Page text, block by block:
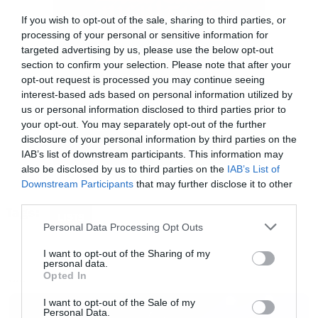
If you wish to opt-out of the sale, sharing to third parties, or
processing of your personal or sensitive information for
targeted advertising by us, please use the below opt-out
section to confirm your selection. Please note that after your
opt-out request is processed you may continue seeing
interest-based ads based on personal information utilized by
us or personal information disclosed to third parties prior to
your opt-out. You may separately opt-out of the further
disclosure of your personal information by third parties on the
IAB’s list of downstream participants. This information may
also be disclosed by us to third parties on the IAB’s List of
Downstream Participants that may further disclose it to other
Please note that this website/app uses one or more Google
not limited to your visit or usage behaviour. You may click to
grant or deny consent to Google and its third-party tags to
use your data for below specified purposes in below Google
consent section.
Personal Data Processing Opt Outs
I want to opt-out of the Sharing of my
personal data.
Opted In
I want to opt-out of the Sale of my
Personal Data.
50:Rob Zombie –Heathen Days
49:Avatar –Tonight We Must Be Warriors
48:Don Broco –Cellophane
47:Ghost –Lacryma
46:Linkin Park –Up From the Bottom
45:Cradle of Filth –To Live Deliciously
44:Paradise Lost –Sirens
43:Machine Head –Atomic Revelations
42:King 810 –Magnetars
Rise Against –Ricochet
Wet Leg – Magnetout
Ho99o9 –Incline
Orbit Culture – HYDRA